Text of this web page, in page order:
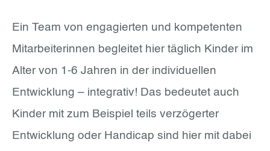
Ein Team von engagierten und kompetenten
Mitarbeiterinnen begleitet hier täglich Kinder im
Alter von 1-6 Jahren in der individuellen
Entwicklung – integrativ! Das bedeutet auch
Kinder mit zum Beispiel teils verzögerter
Entwicklung oder Handicap sind hier mit dabei